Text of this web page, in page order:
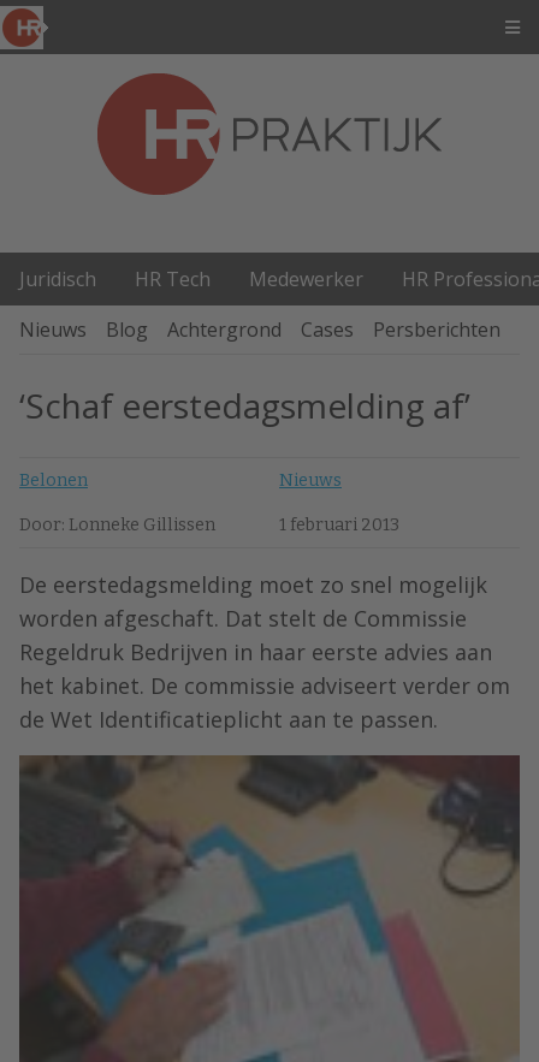
Juridisch HR Tech Medewerker
HR
Nieuws
Blog Achtergrond Cases Persberichten
‘Schaf eerstedagsmelding af’
Belonen Nieuws
Door: Lonneke Gillissen 1 februari 2013
De eerstedagsmelding moet zo snel mogelijk
worden afgeschaft. Dat stelt de Commissie
Regeldruk Bedrijven in haar eerste advies aan
het kabinet. De commissie adviseert verder om
de Wet Identificatieplicht aan te passen.